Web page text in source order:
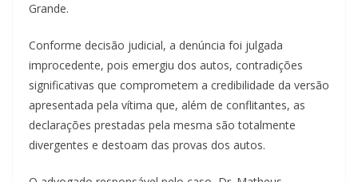
Grande.
Conforme decisão judicial, a denúncia foi julgada
improcedente, pois emergiu dos autos, contradições
significativas que comprometem a credibilidade da versão
apresentada pela vítima que, além de conflitantes, as
declarações prestadas pela mesma são totalmente
divergentes e destoam das provas dos autos.